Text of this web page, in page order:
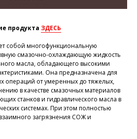
продукта ЗДЕСЬ
собой многофункциональную
смазочно-охлаждающую жидкость
масла, обладающего высокими
Она предназначена для
операций от умеренных до тяжелых,
в качестве смазочных материалов
станков и гидравлического масла в
системах. При этом полностью
загрязнения СОЖ и